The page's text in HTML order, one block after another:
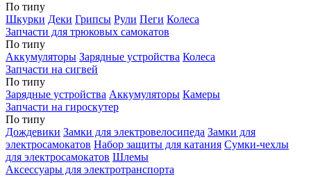
По типу
Шкурки Деки Грипсы Рули Пеги Колеса
Запчасти для трюковых самокатов
По типу
Аккумуляторы Зарядные устройства Колеса
Запчасти на сигвей
По типу
Зарядные устройства Аккумуляторы Камеры
Запчасти на гироскутер
По типу
Дождевики Замки для электровелосипеда Замки для
электросамокатов Набор защиты для катания Сумки-чехлы
для электросамокатов Шлемы
Аксессуары для электротранспорта